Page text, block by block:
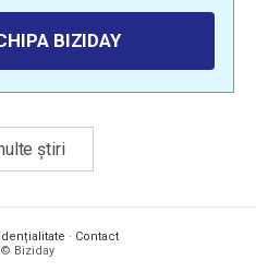
BIZIDAY
știri
· Contact
© Biziday